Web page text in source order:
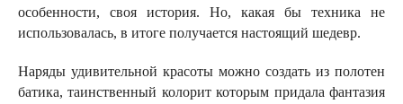
особенности, своя история. Но, какая бы техника не
использовалась, в итоге получается настоящий шедевр.
Наряды удивительной красоты можно создать из полотен
батика, таинственный колорит которым придала фантазия